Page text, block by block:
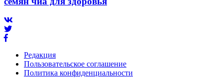
Редакция
Пользовательское соглашение
Политика конфиденциальности